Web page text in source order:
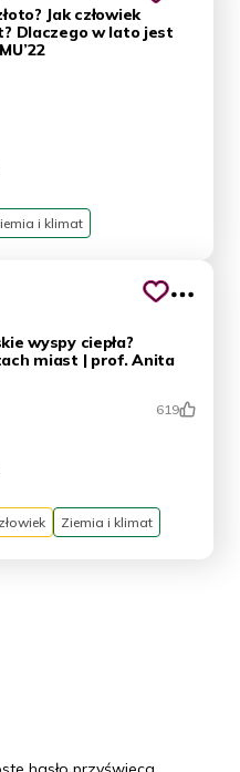
Jak człowiek
Dlaczego w lato jest
i klimat
wyspy ciepła?
miast | prof. Anita
619
Ziemia i klimat